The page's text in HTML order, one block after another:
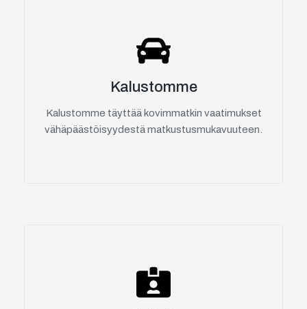
Kalustomme
Kalustomme täyttää kovimmatkin vaatimukset
vähäpäästöisyydestä matkustusmukavuuteen.